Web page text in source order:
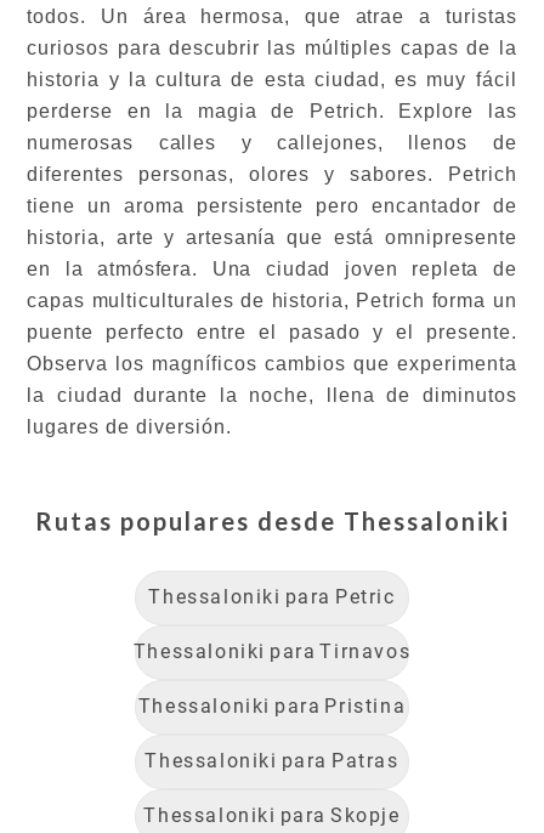
todos. Un área hermosa, que atrae a turistas
curiosos para descubrir las múltiples capas de la
historia y la cultura de esta ciudad, es muy fácil
perderse en la magia de Petrich. Explore las
numerosas calles y callejones, llenos de
diferentes personas, olores y sabores. Petrich
tiene un aroma persistente pero encantador de
historia, arte y artesanía que está omnipresente
en la atmósfera. Una ciudad joven repleta de
capas multiculturales de historia, Petrich forma un
puente perfecto entre el pasado y el presente.
Observa los magníficos cambios que experimenta
la ciudad durante la noche, llena de diminutos
lugares de diversión.
Rutas populares desde Thessaloniki
Thessaloniki para Petric
Thessaloniki para Tirnavos
Thessaloniki para Pristina
Thessaloniki para Patras
Thessaloniki para Skopje